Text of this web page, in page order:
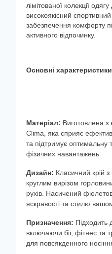
лімітованої колекції
високоякісний
забезпечення комфорту
активного відпочинку.
Основні
Матеріал: Виготовлена з
Clima, яка сприяє
та підтримує оптимальну
фізичних навантажень.
Дизайн: Класичний крій
круглим вирізом
рухів. Насичений
яскравості та стилю
Призначення: Підходить
включаючи біг, фітнес та
для повсякденного